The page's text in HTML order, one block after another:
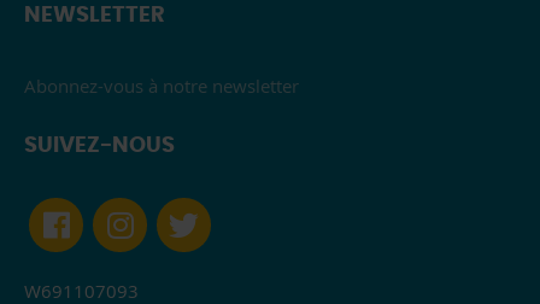
NEWSLETTER
Abonnez-vous à notre newsletter
SUIVEZ-NOUS
W691107093